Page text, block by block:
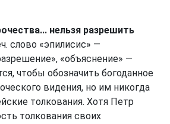
нельзя разрешить
слово «эпилисис» —
«объяснение» —
чтобы обозначить богоданное
видения, но им никогда
толкования. Хотя Петр
толкования своих